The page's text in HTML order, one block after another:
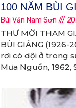
100 NĂM BÙI
Bùi Văn Nam Sơn
THƯ MỜI THAM
BÙI GIÁNG (1926-
rơi có dội ở trong
Mưa Nguồn, 1962,